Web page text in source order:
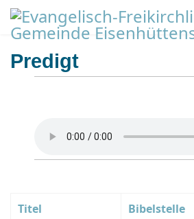
Predigt
Titel Bibelstelle